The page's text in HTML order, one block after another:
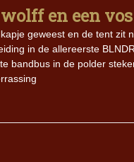
en een
geweest en de tent
in de allereerste
bandbus in de polder